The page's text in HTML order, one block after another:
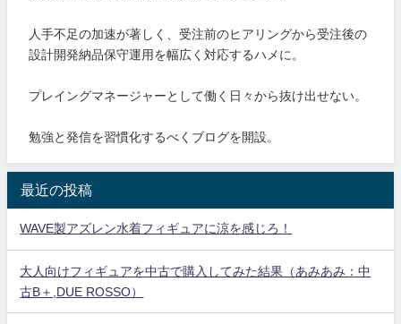
人手不足の加速が著しく、受注前のヒアリングから受注後の
設計開発納品保守運用を幅広く対応するハメに。
プレイングマネージャーとして働く日々から抜け出せない。
勉強と発信を習慣化するべくブログを開設。
最近の投稿
WAVE製アズレン水着フィギュアに涼を感じろ！
大人向けフィギュアを中古で購入してみた結果（あみあみ：中
古B＋,DUE ROSSO）